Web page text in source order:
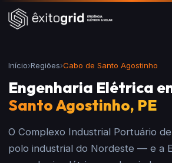
Início›Regiões›Cabo de Santo Agostinho
Engenharia Elétrica
Santo Agostinho, PE
O Complexo Industrial Portuário
polo industrial do Nordeste — e a